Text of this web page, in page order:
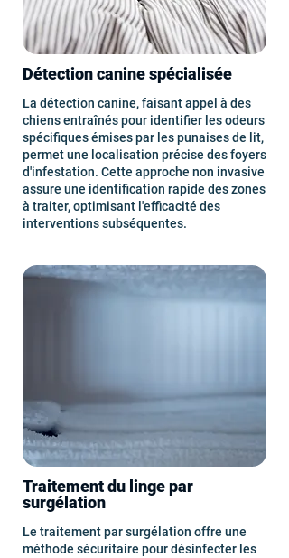
Détection canine spécialisée
La détection canine, faisant appel à des
chiens entraînés pour identifier les odeurs
spécifiques émises par les punaises de lit,
permet une localisation précise des foyers
d'infestation. Cette approche non invasive
assure une identification rapide des zones
à traiter, optimisant l'efficacité des
interventions subséquentes.
Traitement du linge par
surgélation
Le traitement par surgélation offre une
méthode sécuritaire pour désinfecter les